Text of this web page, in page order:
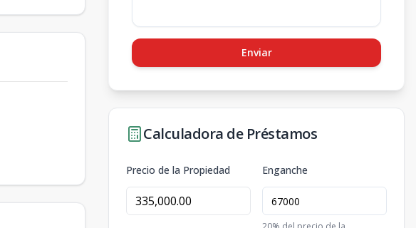
Enviar
Calculadora de Préstamos
Precio de la Propiedad Enganche